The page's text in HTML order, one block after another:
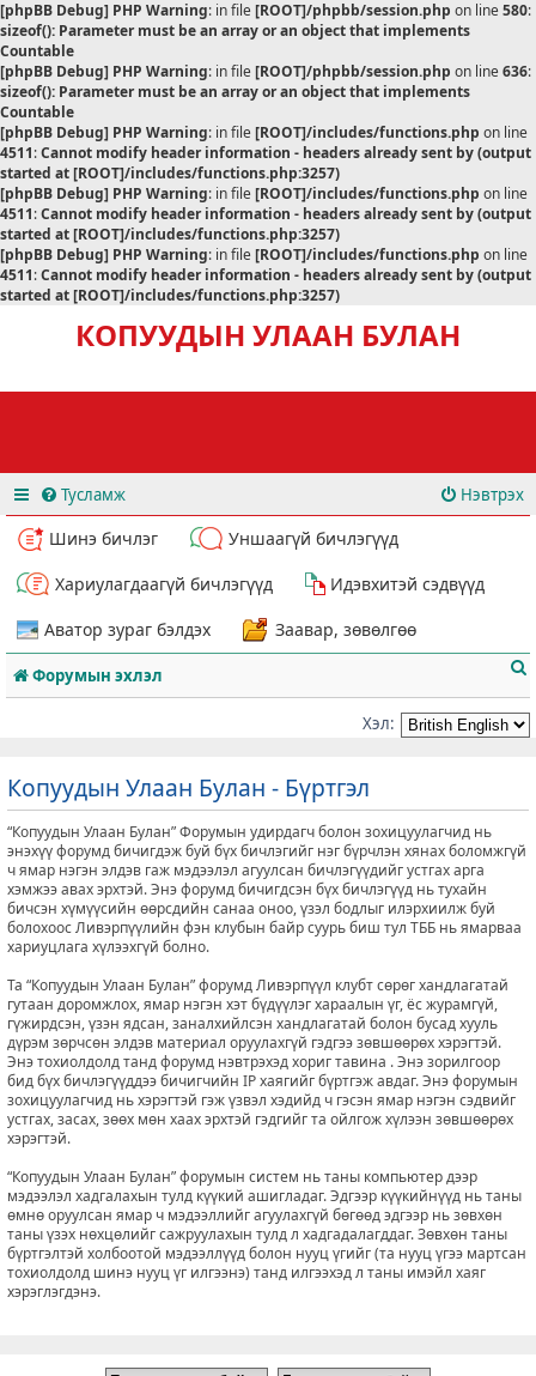
[phpBB Debug] PHP Warning: in file[ROOT]/phpbb/session.php on line580:
sizeof(): Parameter must be an array or an object that implements
Countable
[phpBB Debug] PHP Warning: in file[ROOT]/phpbb/session.php on line636:
sizeof(): Parameter must be an array or an object that implements
Countable
[phpBB Debug] PHP Warning: in file[ROOT]/includes/functions.php on line
4511:Cannot modify header information - headers already sent by (output
started at [ROOT]/includes/functions.php:3257)
[phpBB Debug] PHP Warning: in file[ROOT]/includes/functions.php on line
4511:Cannot modify header information - headers already sent by (output
started at [ROOT]/includes/functions.php:3257)
[phpBB Debug] PHP Warning: in file[ROOT]/includes/functions.php on line
4511:Cannot modify header information - headers already sent by (output
started at [ROOT]/includes/functions.php:3257)
КОПУУДЫН УЛААН БУЛАН
Тусламж Нэвтрэх
Шинэ бичлэг
Уншаагүй бичлэгүүд
Хариулагдаагүй бичлэгүүд
Идэвхитэй сэдвүүд
Аватор зураг бэлдэх
Заавар, зөвөлгөө
Форумын эхлэл
а
Хэл:
Копуудын Улаан Булан - Бүртгэл
“Копуудын Улаан Булан” Форумын удирдагч болон зохицуулагчид нь
энэхүү форумд бичигдэж буй бүх бичлэгийг нэг бүрчлэн хянах боломжгүй
ч ямар нэгэн элдэв гаж мэдээлэл агуулсан бичлэгүүдийг устгах арга
хэмжээ авах эрхтэй. Энэ форумд бичигдсэн бүх бичлэгүүд нь тухайн
бичсэн хүмүүсийн өөрсдийн санаа оноо, үзэл бодлыг илэрхиилж буй
болохоос Ливэрпүүлийн фэн клубын байр суурь биш тул ТББ нь ямарваа
хариуцлага хүлээхгүй болно.
Та “Копуудын Улаан Булан” форумд Ливэрпүүл клубт сөрөг хандлагатай
гутаан доромжлох, ямар нэгэн хэт бүдүүлэг хараалын үг, ёс журамгүй,
гүжирдсэн, үзэн ядсан, заналхийлсэн хандлагатай болон бусад хууль
дүрэм зөрчсөн элдэв материал оруулахгүй гэдгээ зөвшөөрөх хэрэгтэй.
Энэ тохиолдолд танд форумд нэвтрэхэд хориг тавина . Энэ зорилгоор
бид бүх бичлэгүүддээ бичигчийн IP хаягийг бүртгэж авдаг. Энэ форумын
зохицуулагчид нь хэрэгтэй гэж үзвэл хэдийд ч гэсэн ямар нэгэн сэдвийг
устгах, засах, зөөх мөн хаах эрхтэй гэдгийг та ойлгож хүлээн зөвшөөрөх
хэрэгтэй.
“Копуудын Улаан Булан” форумын систем нь таны компьютер дээр
мэдээлэл хадгалахын тулд күүкий ашигладаг. Эдгээр күүкийнүүд нь таны
өмнө оруулсан ямар ч мэдээллийг агуулахгүй бөгөөд эдгээр нь зөвхөн
таны үзэх нөхцөлийг сажруулахын тулд л хадгадалагддаг. Зөвхөн таны
бүртгэлтэй холбоотой мэдээллүүд болон нууц үгийг (та нууц үгээ мартсан
тохиолдолд шинэ нууц үг илгээнэ) танд илгээхэд л таны имэйл хаяг
хэрэглэгдэнэ.